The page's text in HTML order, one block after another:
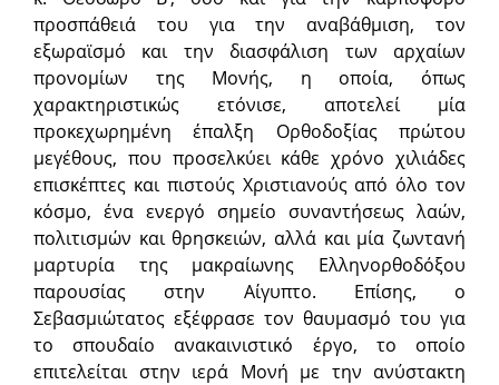
προσπάθειά του για την αναβάθμιση, τον
εξωραϊσμό και την διασφάλιση των αρχαίων
προνομίων της Μονής, η οποία, όπως
χαρακτηριστικώς ετόνισε, αποτελεί μία
προκεχωρημένη έπαλξη Ορθοδοξίας πρώτου
μεγέθους, που προσελκύει κάθε χρόνο χιλιάδες
επισκέπτες και πιστούς Χριστιανούς από όλο τον
κόσμο, ένα ενεργό σημείο συναντήσεως λαών,
πολιτισμών και θρησκειών, αλλά και μία ζωντανή
μαρτυρία της μακραίωνης Ελληνορθοδόξου
παρουσίας στην Αίγυπτο. Επίσης, ο
Σεβασμιώτατος εξέφρασε τον θαυμασμό του για
το σπουδαίο ανακαινιστικό έργο, το οποίο
επιτελείται στην ιερά Μονή με την ανύστακτη